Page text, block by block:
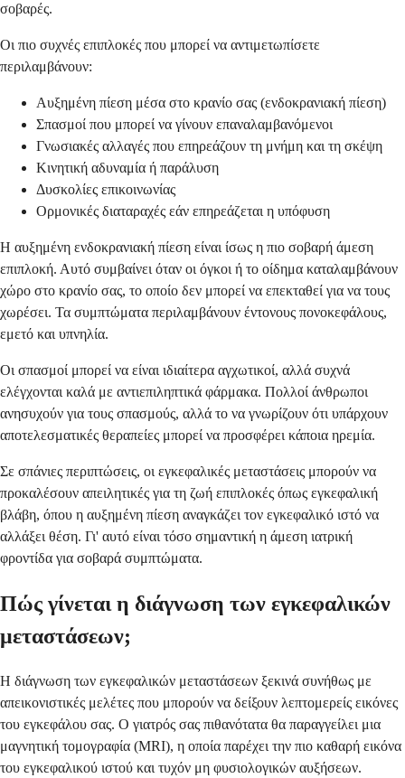
σοβαρές.
Οι πιο συχνές επιπλοκές που μπορεί να αντιμετωπίσετε
περιλαμβάνουν:
Αυξημένη πίεση μέσα στο κρανίο σας (ενδοκρανιακή πίεση)
Σπασμοί που μπορεί να γίνουν επαναλαμβανόμενοι
Γνωσιακές αλλαγές που επηρεάζουν τη μνήμη και τη σκέψη
Κινητική αδυναμία ή παράλυση
Δυσκολίες επικοινωνίας
Ορμονικές διαταραχές εάν επηρεάζεται η υπόφυση
Η αυξημένη ενδοκρανιακή πίεση είναι ίσως η πιο σοβαρή άμεση
επιπλοκή. Αυτό συμβαίνει όταν οι όγκοι ή το οίδημα καταλαμβάνουν
χώρο στο κρανίο σας, το οποίο δεν μπορεί να επεκταθεί για να τους
χωρέσει. Τα συμπτώματα περιλαμβάνουν έντονους πονοκεφάλους,
εμετό και υπνηλία.
Οι σπασμοί μπορεί να είναι ιδιαίτερα αγχωτικοί, αλλά συχνά
ελέγχονται καλά με αντιεπιληπτικά φάρμακα. Πολλοί άνθρωποι
ανησυχούν για τους σπασμούς, αλλά το να γνωρίζουν ότι υπάρχουν
αποτελεσματικές θεραπείες μπορεί να προσφέρει κάποια ηρεμία.
Σε σπάνιες περιπτώσεις, οι εγκεφαλικές μεταστάσεις μπορούν να
προκαλέσουν απειλητικές για τη ζωή επιπλοκές όπως εγκεφαλική
βλάβη, όπου η αυξημένη πίεση αναγκάζει τον εγκεφαλικό ιστό να
αλλάξει θέση. Γι' αυτό είναι τόσο σημαντική η άμεση ιατρική
φροντίδα για σοβαρά συμπτώματα.
Πώς γίνεται η διάγνωση των εγκεφαλικών
μεταστάσεων;
Η διάγνωση των εγκεφαλικών μεταστάσεων ξεκινά συνήθως με
απεικονιστικές μελέτες που μπορούν να δείξουν λεπτομερείς εικόνες
του εγκεφάλου σας. Ο γιατρός σας πιθανότατα θα παραγγείλει μια
μαγνητική τομογραφία (MRI), η οποία παρέχει την πιο καθαρή εικόνα
του εγκεφαλικού ιστού και τυχόν μη φυσιολογικών αυξήσεων.